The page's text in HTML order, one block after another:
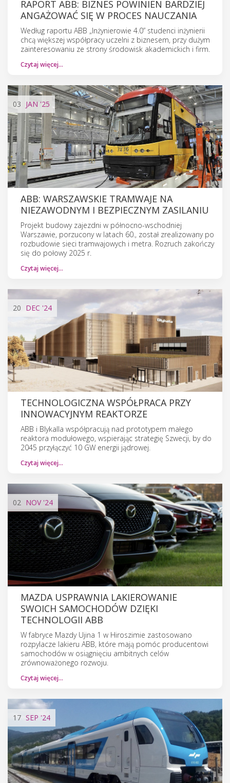
RAPORT ABB: BIZNES POWINIEN BARDZIEJ
ANGAŻOWAĆ SIĘ W PROCES NAUCZANIA
Według raportu ABB „Inżynierowie 4.0” studenci inżynierii
chcą większej współpracy uczelni z biznesem, przy dużym
zainteresowaniu ze strony środowisk akademickich i firm.
Czytaj więcej…
03 JAN '25
ABB: WARSZAWSKIE TRAMWAJE NA
NIEZAWODNYM I BEZPIECZNYM ZASILANIU
Projekt budowy zajezdni w północno-wschodniej
Warszawie, porzucony w latach 60., został zrealizowany po
rozbudowie sieci tramwajowych i metra. Rozruch zakończy
się do połowy 2025 r.
Czytaj więcej…
20 DEC '24
TECHNOLOGICZNA WSPÓŁPRACA PRZY
INNOWACYJNYM REAKTORZE
ABB i Blykalla współpracują nad prototypem małego
reaktora modułowego, wspierając strategię Szwecji, by do
2045 przyłączyć 10 GW energii jądrowej.
Czytaj więcej…
02 NOV'24
MAZDA USPRAWNIA LAKIEROWANIE
SWOICH SAMOCHODÓW DZIĘKI
TECHNOLOGII ABB
W fabryce Mazdy Ujina 1 w Hiroszimie zastosowano
rozpylacze lakieru ABB, które mają pomóc producentowi
samochodów w osiągnięciu ambitnych celów
zrównoważonego rozwoju.
Czytaj więcej…
17 SEP '24